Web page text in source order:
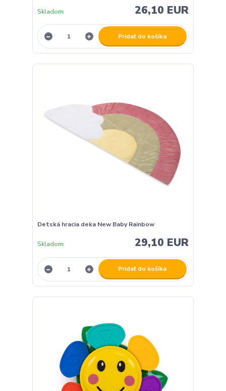
26,10 EUR
Skladom
Pridať do košíka
Detská hracia deka New Baby Rainbow
29,10 EUR
Skladom
Pridať do košíka